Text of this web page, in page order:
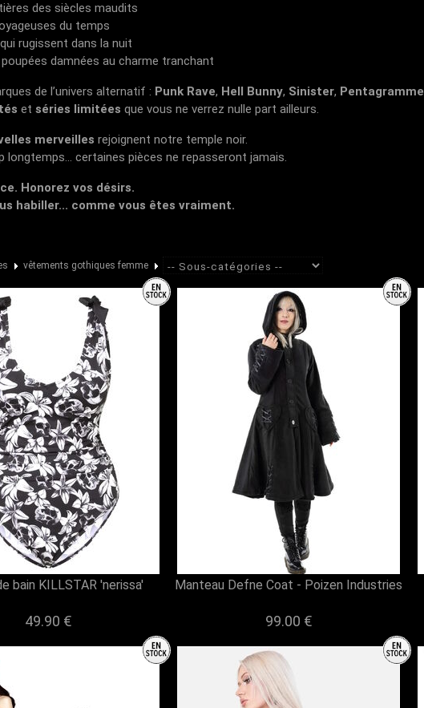
des siècles maudits
du temps
rugissent dans la nuit
damnées au charme tranchant
de l’univers alternatif : Punk Rave, Hell Bunny, Sinister, Pentagramme
et séries limitées que vous ne verrez nulle part ailleurs.
merveilles rejoignent notre temple noir.
certaines pièces ne repasseront jamais.
Honorez vos désirs.
habiller... comme vous êtes vraiment.
vêtements gothiques femme
bain KILLSTAR 'nerissa'
49.90 €
Manteau Defne Coat - Poizen Industries
99.00 €